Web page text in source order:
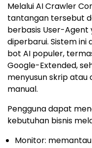
Melalui AI Crawler
tantangan tersebut
berbasis User-
diperbarui. Sistem
bot AI populer,
Google-Extended,
menyusun skrip
manual.
Pengguna dapat
kebutuhan bisnis
Monitor: